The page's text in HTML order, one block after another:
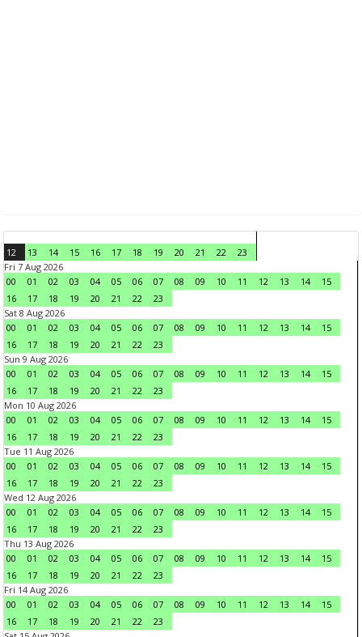
12 13 14 15 16 17 18 19 20 21 22
23
Fri 7 Aug 2026
00
01 02 03 04 05 06 07 08 09 10 11 12 13 14
15
16
17 18 19 20 21 22
23
Sat 8 Aug 2026
00
01 02 03 04 05 06 07 08 09 10 11 12 13 14
15
16
17 18 19 20 21 22
23
Sun 9 Aug 2026
00
01 02 03 04 05 06 07 08 09 10 11 12 13 14
15
16
17 18 19 20 21 22
23
Mon 10 Aug 2026
00
01 02 03 04 05 06 07 08 09 10 11 12 13 14
15
16
17 18 19 20 21 22
23
Tue 11 Aug 2026
00
01 02 03 04 05 06 07 08 09 10 11 12 13 14
15
16
17 18 19 20 21 22
23
Wed 12 Aug 2026
00
01 02 03 04 05 06 07 08 09 10 11 12 13 14
15
16
17 18 19 20 21 22
23
Thu 13 Aug 2026
00
01 02 03 04 05 06 07 08 09 10 11 12 13 14
15
16
17 18 19 20 21 22
23
Fri 14 Aug 2026
00
01 02 03 04 05 06 07 08 09 10 11 12 13 14
15
16
17 18 19 20 21 22
23